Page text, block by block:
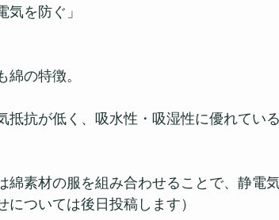
気を防ぐ」
の特徴。
抵抗が低く、吸水性・吸湿性に優れてい
綿素材の服を組み合わせることで、静電
については後日投稿します）